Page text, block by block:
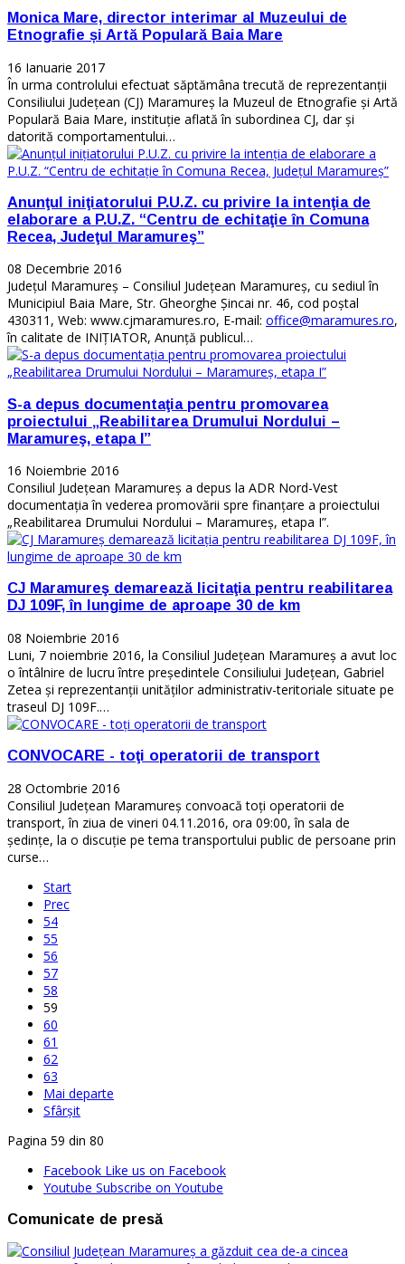
Monica Mare, director interimar al Muzeului de
Etnografie și Artă Populară Baia Mare
16 Ianuarie 2017
În urma controlului efectuat săptămâna trecută de reprezentanții
Consiliului Județean (CJ) Maramureș la Muzeul de Etnografie și Artă
Populară Baia Mare, instituție aflată în subordinea CJ, dar și
datorită comportamentului…
Anunţul iniţiatorului P.U.Z. cu privire la intenţia de
elaborare a P.U.Z. “Centru de echitaţie în Comuna
Recea, Judeţul Maramureş”
08 Decembrie 2016
Judeţul Maramureş – Consiliul Judeţean Maramureş, cu sediul în
Municipiul Baia Mare, Str. Gheorghe Şincai nr. 46, cod poştal
430311, Web: www.cjmaramures.ro, E-mail: office@maramures.ro,
în calitate de INIŢIATOR, Anunţă publicul…
S-a depus documentaţia pentru promovarea
proiectului „Reabilitarea Drumului Nordului –
Maramureş, etapa I”
16 Noiembrie 2016
Consiliul Judeţean Maramureş a depus la ADR Nord-Vest
documentaţia în vederea promovării spre finanţare a proiectului
„Reabilitarea Drumului Nordului – Maramureş, etapa I”.
CJ Maramureş demarează licitaţia pentru reabilitarea
DJ 109F, în lungime de aproape 30 de km
08 Noiembrie 2016
Luni, 7 noiembrie 2016, la Consiliul Judeţean Maramureş a avut loc
o întâlnire de lucru între preşedintele Consiliului Judeţean, Gabriel
Zetea şi reprezentanţii unităţilor administrativ-teritoriale situate pe
traseul DJ 109F.…
CONVOCARE - toţi operatorii de transport
28 Octombrie 2016
Consiliul Judeţean Maramureş convoacă toţi operatorii de
transport, în ziua de vineri 04.11.2016, ora 09:00, în sala de
şedinţe, la o discuţie pe tema transportului public de persoane prin
curse…
Start
Prec
54
55
56
57
58
59
60
61
62
63
Mai departe
Sfârșit
Pagina 59 din 80
Facebook Like us on Facebook
Youtube Subscribe on Youtube
Comunicate de presă